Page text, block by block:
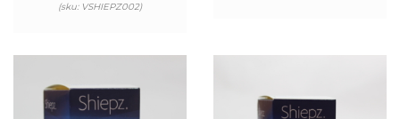
(sku: VSHIEPZ002)